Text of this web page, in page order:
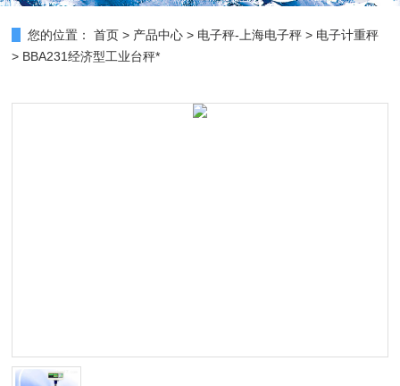
您的位置： 首页 > 产品中心 > 电子秤-上海电子秤 > 电子计重秤
> BBA231经济型工业台秤*